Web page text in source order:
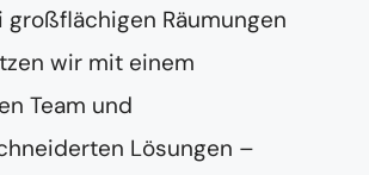
großflächigen Räumungen
wir mit einem
Team und
Lösungen –